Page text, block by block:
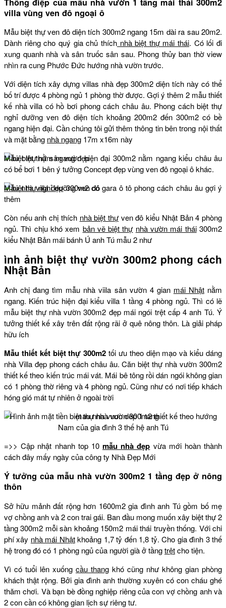
villa vùng ven đô ngoại ô
Mẫu biệt thự ven đô diện tích 300m2 ngang 15m dài ra sau 20m2.
Dành riêng cho quý gia chủ thíchnhà biệt thự mái thái. Có lối đi
xung quanh nhà và sân truốc sân sau. Phong thủy ban thờ view
nhìn ra cung Phước Đức hướng nhà vườn trước.
Với diện tích xây dựng villas nhà đẹp 300m2 diện tích này có thể
bố trí được 4 phòng ngủ 1 phòng thờ được. Gợi ý thêm 2 mẫu thiết
kế nhà villa có hồ bơi phong cách châu âu. Phong cách biệt thự
nghỉ dưỡng ven đô diện tích khoảng 200m2 đến 300m2 có bề
ngang hiện đại. Cần chúng tôi gửi thêm thông tin bên trong nội thất
và mặt bằng nhà ngang 17m x16m này
Mẫu biệt thự sân vườn hiện đại 300m2 nằm ngang kiểu châu âu
có bể bơi 1 bên ý tưởng Concept đẹp vùng ven đô ngoại ô khác.
Mẫu nhà villa đẹp300m2 có gara ô tô phong cách châu âu gợi ý
thêm
Còn nếu anh chị thích nhà biệt thự ven đô kiểu Nhật Bản 4 phòng
ngủ. Thì chịu khó xem bản vẽ biệt thự nhà vườn mái thái300m2
kiểu Nhật Bản mái bánh Ú anh Tú mẫu 2 như
ình ảnh biệt thự vườn 300m2 phong cách
Nhật Bản
Anh chị đang tìm mẫu nhà viila sân vườn 4 gian mái Nhậtnằm
ngang. Kiến trúc hiện đại kiểu villa 1 tầng 4 phòng ngủ. Thì có lẽ
mẫu biệt thự nhà vườn 300m2 đẹp mái ngói trệt cấp 4 anh Tú. Ý
tưởng thiết kế xây trên đất rộng rãi ở quê nông thôn. Là giải pháp
hữu ích
Mẫu thiết kết biệt thự 300m2 tối ưu theo diện mạo và kiểu dáng
nhà Villa đẹp phong cách châu âu. Căn biệt thự nhà vườn 300m2
thiết kế theo kiến trúc mái vát. Mái bê tông rồi dán ngói không gian
có 1 phòng thờ riêng và 4 phòng ngủ. Cũng như có nơi tiếp khách
hóng gió mát tự nhiên ở ngoài trời
Hình ảnh mặt tiền biệt thự nhà vườn 300m2 thiết kế theo hướng
Nam của gia đình 3 thế hệ anh Tú
=>> Cập nhật nhanh top 10 mẫu nhà đẹp vừa mới hoàn thành
cách đây mấy ngày của công ty Nhà Đẹp Mới
Ý tưởng của mẫu nhà vườn 300m2 1 tầng đẹp ở nông
thôn
Sở hữu mảnh đất rộng hơn 1600m2 gia đình anh Tú gồm bố mẹ
vợ chồng anh và 2 con trai gái. Ban đầu mong muốn xây biệt thự 2
tầng 300m2 mỗi sàn khoảng 150m2 mái thái truyền thống. Với chi
phí xây nhà mái Nhậtkhoảng 1,7 tỷ đến 1,8 tỷ. Cho gia đình 3 thế
hệ trong đó có 1 phòng ngủ của người già ở tầngtrệtcho tiện.
Vì có tuổi lên xuống cầu thang khó cũng như không gian phòng
khách thật rộng. Bởi gia đình anh thường xuyên có con cháu ghé
thăm chơi. Và bạn bè đồng nghiệp riêng của con vợ chồng anh và
2 con cần có không gian lịch sự riêng tư.